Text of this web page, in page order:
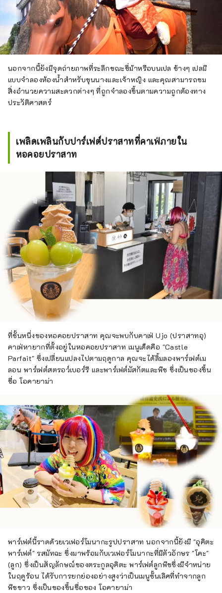
นอกจากนี้ยังมีจุดถ่ายภาพที่ระลึกขณะขี่ม้าหรือบนเปล ข้างๆ เปลมี
แบบจำลองห้องน้ำสำหรับขุนนางและเจ้าหญิง และคุณสามารถชม
สิ่งอำนวยความสะดวกต่างๆ ที่ถูกจำลองขึ้นตามความถูกต้องทาง
ประวัติศาสตร์
เพลิดเพลินกับปาร์เฟต์ปราสาทที่คาเฟ่ภายใน
หอคอยปราสาท
ที่ชั้นหนึ่งของหอคอยปราสาท คุณจะพบกับคาเฟ่ Ujo (ปราสาทอุ)
คาเฟ่หายากที่ตั้งอยู่ในหอคอยปราสาท เมนูเด็ดคือ "Castle
Parfait" ซึ่งเปลี่ยนแปลงไปตามฤดูกาล คุณจะได้ลิ้มลองพาร์เฟต์เม
ลอน พาร์เฟต์สตรอว์เบอร์รี และพาร์เฟต์มัสกัตและพีช ซึ่งเป็นของขึ้น
ชื่อ โอคายาม่า
พาร์เฟต์นี้ราดด้วยเวเฟอร์โมนากะรูปปราสาท นอกจากนี้ยังมี "อุคิตะ
พาร์เฟต์" รสมัทฉะ ซึ่งมาพร้อมกับเวเฟอร์โมนากะที่มีตัวอักษร "โคะ"
(ลูก) ซึ่งเป็นสัญลักษณ์ของตระกูลอุคิตะ พาร์เฟต์ลูกพีชซึ่งมีจำหน่าย
ในฤดูร้อน ได้รับการยกย่องอย่างสูงว่าเป็นเมนูชั้นเลิศที่ทำจากลูก
พีชขาว ซึ่งเป็นของขึ้นชื่อของ โอคายาม่า